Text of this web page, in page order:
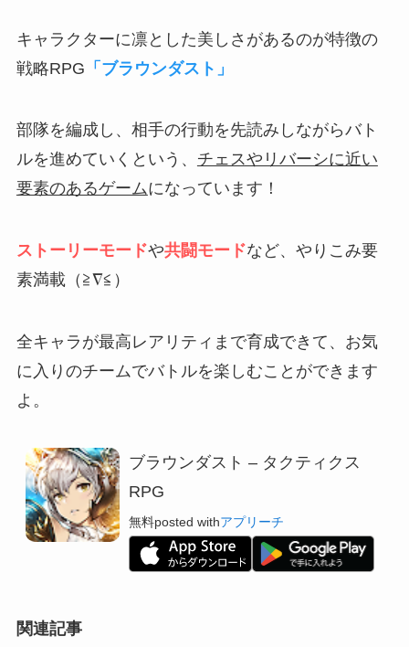
キャラクターに凛とした美しさがあるのが特徴の
戦略RPG 「ブラウンダスト」
部隊を編成し、相手の行動を先読みしながらバト
ルを進めていくという、 チェスやリバーシに近い
要素のあるゲームになっています！
ストーリーモードや共闘モードなど、やりこみ要
素満載（≧∇≦）
全キャラが最高レアリティまで育成できて、お気
に入りのチームでバトルを楽しむことができます
よ。
ブラウンダスト – タクティクス
RPG
無料posted withアプリーチ
関連記事